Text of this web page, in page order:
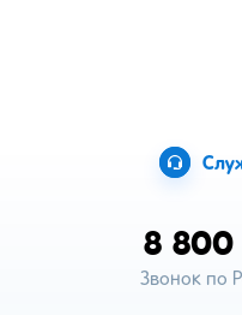
8 800
Звонок по